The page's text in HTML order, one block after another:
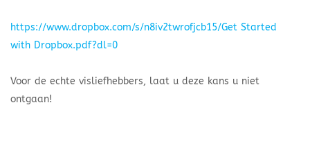
https://www.dropbox.com/s/n8iv2twrofjcb15/Get Started
with Dropbox.pdf?dl=0
Voor de echte visliefhebbers, laat u deze kans u niet
ontgaan!